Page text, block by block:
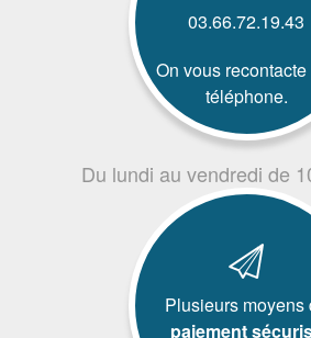
03.66.72.19.43
On vous
téléphone.
Du lundi au vendredi de
Plusieurs moyens
paiement